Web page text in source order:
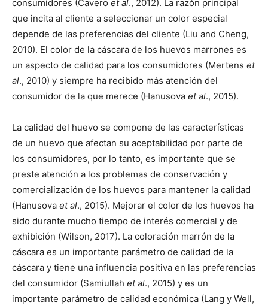
consumidores (Cavero et al., 2012). La razón principal
que incita al cliente a seleccionar un color especial
depende de las preferencias del cliente (Liu and Cheng,
2010). El color de la cáscara de los huevos marrones es
un aspecto de calidad para los consumidores (Mertens et
al., 2010) y siempre ha recibido más atención del
consumidor de la que merece (Hanusova et al., 2015).
La calidad del huevo se compone de las características
de un huevo que afectan su aceptabilidad por parte de
los consumidores, por lo tanto, es importante que se
preste atención a los problemas de conservación y
comercialización de los huevos para mantener la calidad
(Hanusova et al., 2015). Mejorar el color de los huevos ha
sido durante mucho tiempo de interés comercial y de
exhibición (Wilson, 2017). La coloración marrón de la
cáscara es un importante parámetro de calidad de la
cáscara y tiene una influencia positiva en las preferencias
del consumidor (Samiullah et al., 2015) y es un
importante parámetro de calidad económica (Lang y Well,